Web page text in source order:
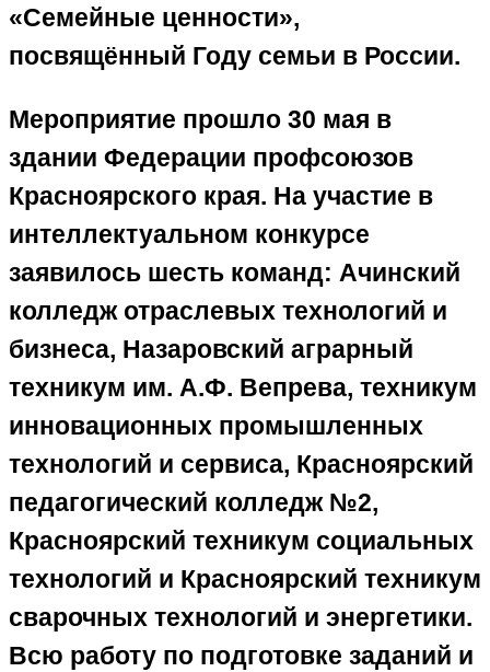
«Семейные ценности»,
посвящённый Году семьи в России.
Мероприятие прошло 30 мая в
здании Федерации профсоюзов
Красноярского края. На участие в
интеллектуальном конкурсе
заявилось шесть команд: Ачинский
колледж отраслевых технологий и
бизнеса, Назаровский аграрный
техникум им. А.Ф. Вепрева, техникум
инновационных промышленных
технологий и сервиса, Красноярский
педагогический колледж №2,
Красноярский техникум социальных
технологий и Красноярский техникум
сварочных технологий и энергетики.
Всю работу по подготовке заданий и